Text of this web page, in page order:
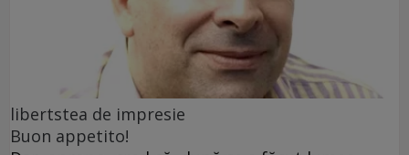
libertstea de impresie
Buon appetito!